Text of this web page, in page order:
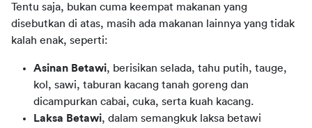
Tentu saja, bukan cuma keempat makanan yang
disebutkan di atas, masih ada makanan lainnya yang tidak
kalah enak, seperti:
Asinan Betawi, berisikan selada, tahu putih, tauge,
kol, sawi, taburan kacang tanah goreng dan
dicampurkan cabai, cuka, serta kuah kacang.
Laksa Betawi, dalam semangkuk laksa betawi